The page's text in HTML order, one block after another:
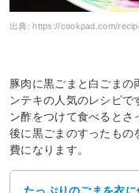
出典:https://cookpad.com/
豚肉に黒ごまと白ごまの
ンテキの人気のレシピで
ン酢をつけて食べるとさ
後に黒ごまのすったもの
費になります。
たっぷりのごまを衣